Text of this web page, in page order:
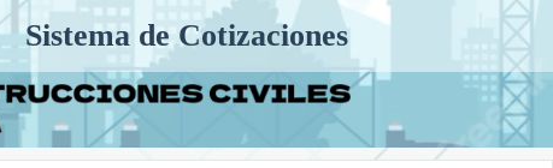
Sistema de Cotizaciones